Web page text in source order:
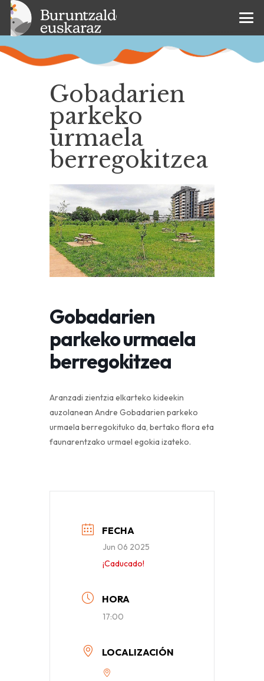
Gobadarien
parkeko
urmaela
berregokitzea
Gobadarien
parkeko urmaela
berregokitzea
Aranzadi zientzia elkarteko kideekin
auzolanean Andre Gobadarien parkeko
urmaela berregokituko da, bertako flora eta
faunarentzako urmael egokia izateko.
FECHA
Jun 06 2025
¡Caducado!
HORA
17:00
LOCALIZACIÓN